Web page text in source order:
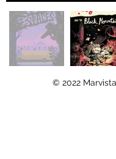
© 2022